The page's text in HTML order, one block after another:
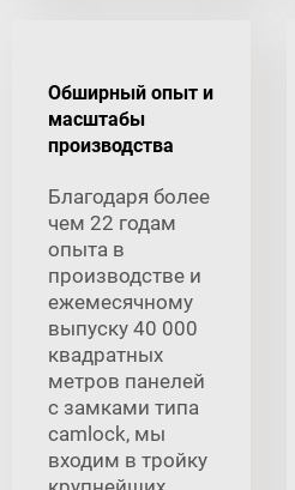
Обширный опыт и
масштабы
производства
Благодаря более
чем 22 годам
опыта в
производстве и
ежемесячному
выпуску 40 000
квадратных
метров панелей
с замками типа
camlock, мы
входим в тройку